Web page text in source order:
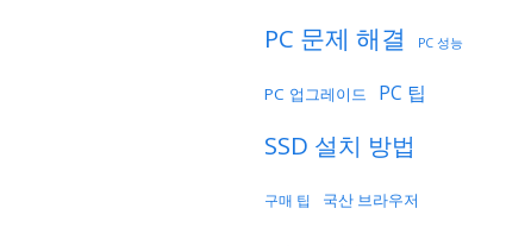
PC 문제 해결 PC 성능
PC 업그레이드 PC 팁
SSD 설치 방법
구매 팁 국산 브라우저